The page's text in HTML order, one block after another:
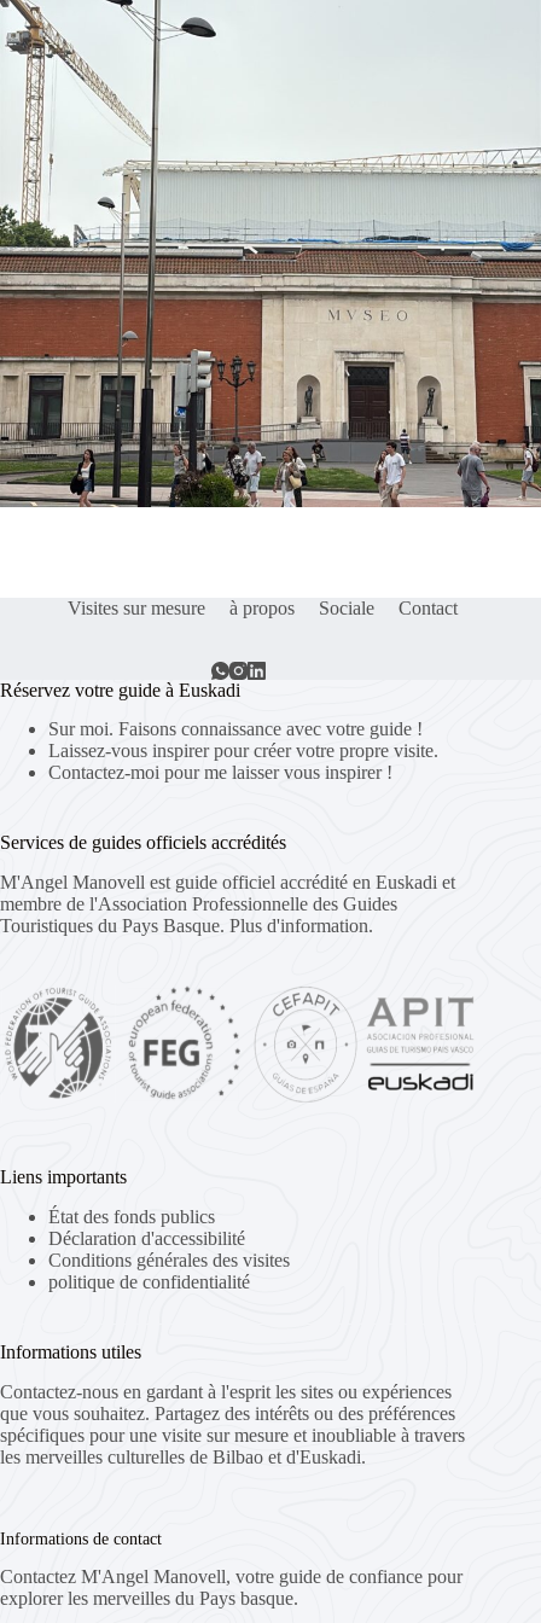
Visites sur mesure à propos Sociale Contact
Réservez votre guide à Euskadi
Sur moi. Faisons connaissance avec votre guide !
Laissez-vous inspirer pour créer votre propre visite.
Contactez-moi pour me laisser vous inspirer !
Services de guides officiels accrédités
M'Angel Manovell est guide officiel accrédité en Euskadi et
membre de l'Association Professionnelle des Guides
Touristiques du Pays Basque. Plus d'information.
Liens importants
État des fonds publics
Déclaration d'accessibilité
Conditions générales des visites
politique de confidentialité
Informations utiles
Contactez-nous en gardant à l'esprit les sites ou expériences
que vous souhaitez. Partagez des intérêts ou des préférences
spécifiques pour une visite sur mesure et inoubliable à travers
les merveilles culturelles de Bilbao et d'Euskadi.
Informations de contact
Contactez M'Angel Manovell, votre guide de confiance pour
explorer les merveilles du Pays basque.